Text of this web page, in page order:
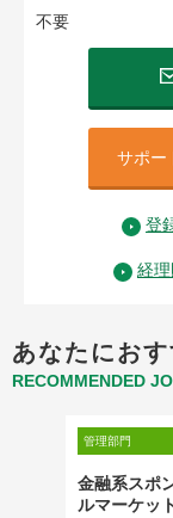
不要
サポー
登
経
あなたにお
RECOMMENDED
管理部門
金融系スポ
ルマーケッ